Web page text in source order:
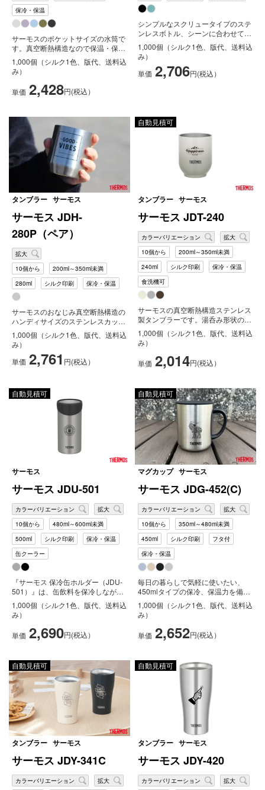
保冷・保温
サーモスのポケットサイズの水筒で
す。真空断熱構造なので保温・保冷
機能はもちろんのこと、超軽量の約
10...
1,000個（シルク1色、版代、送料込
み）
単価 2,428円(税込）
シンプルなスクリュータイプのステ
ンレスボトル、シーンに合わせて選
べる3サイズをご用意しています。
こち...
1,000個（シルク1色、版代、送料込
み）
単価 2,706円(税込）
タンブラー サーモス
サーモス JDH-
280P（ペア）
拡大
10個から
200ml～350ml未満
280ml
シルク印刷 保冷・保温
サーモスのおなじみ真空断熱構造の
ハンディサイズのステンレスカッ
プ。280mlサイズの2本セットで
す。...
1,000個（シルク1色、版代、送料込
み）
単価 2,761 円(税込）
自動見積可
タンブラー サーモス
サーモス JDT-240
カラーバリエーション
拡大
10個から
200ml～350ml未満
240ml
シルク印刷
保冷・保温
食洗機可
サーモスの真空断熱構造ステンレス
製タンブラーです。湯呑み形状の普
段使いしやすいカップで、持ったと
きに...
1,000個（シルク1色、版代、送料込
み）
単価 2,014円(税込）
自動見積可
サーモス
サーモス JDU-501
カラーバリエーション
拡大
10個から
480ml～600ml未満
500ml
シルク印刷
保冷・保温
缶クーラー
『サーモス 保冷缶ホルダー（JDU-
501）』は、缶飲料を保冷しなが
ら、ラバーリングが取り外し可能
な...
1,000個（シルク1色、版代、送料込
み）
単価 2,690円(税込）
自動見積可
マグカップ サーモス
サーモス JDG-452(C)
カラーバリエーション
拡大
10個から
350ml～480ml未満
450ml
シルク印刷
フタ付
保冷・保温
毎日の暮らしで気軽に使いたい、
450mlタイプの保冷、保温力を備え
たフタ付きマグカップです。付属の
フ...
1,000個（シルク1色、版代、送料込
み）
単価 2,652円(税込）
自動見積可
タンブラー サーモス
サーモス JDY-341C
カラーバリエーション 拡大
自動見積可
タンブラー サーモス
サーモス JDY-420
カラーバリエーション 拡大